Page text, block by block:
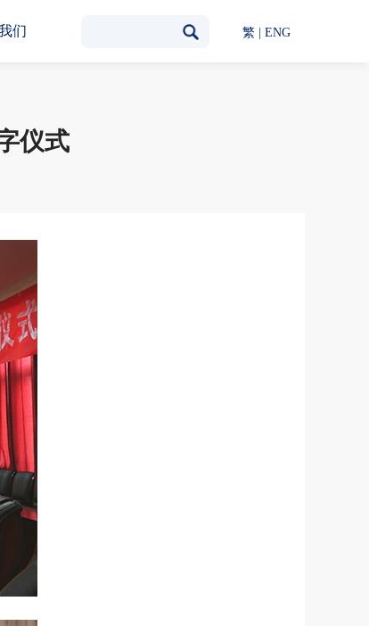
们 繁 | ENG
仪式